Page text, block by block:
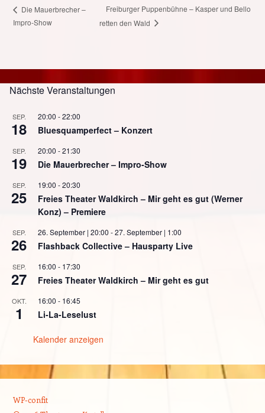
Die Mauerbrecher –
Impro-Show
Freiburger Puppenbühne – Kasper und Bello
retten den Wald
Nächste Veranstaltungen
SEP.
18
20:00 -22:00
Bluesquamperfect – Konzert
SEP.
19
20:00 -21:30
Die Mauerbrecher – Impro-Show
SEP.
25
19:00 -20:30
Freies Theater Waldkirch – Mir geht es gut (Werner
Konz) – Premiere
SEP.
26
26. September | 20:00 -27. September | 1:00
Flashback Collective – Hausparty Live
SEP.
27
16:00 - 17:30
Freies Theater Waldkirch – Mir geht es gut
OKT.
1
16:00 - 16:45
Li-La-Leselust
Kalender anzeigen
WP-confit